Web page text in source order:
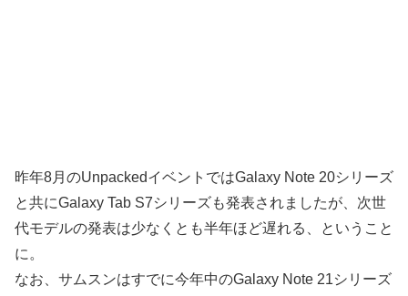
昨年8月のUnpackedイベントではGalaxy Note 20シリーズ
と共にGalaxy Tab S7シリーズも発表されましたが、次世
代モデルの発表は少なくとも半年ほど遅れる、ということ
に。
なお、サムスンはすでに今年中のGalaxy Note 21シリーズ